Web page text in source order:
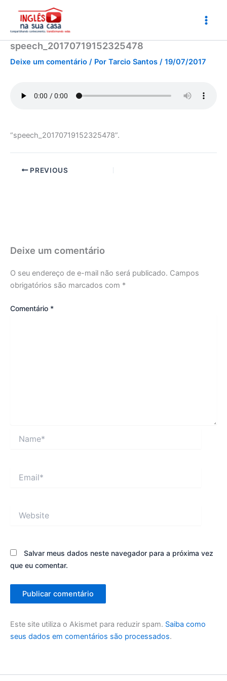
conteúdo
speech_20170719152325478
Deixe um comentário / Por Tarcio Santos / 19/07/2017
“speech_20170719152325478”.
PREVIOUS
Deixe um comentário
O seu endereço de e-mail não será publicado. Campos
obrigatórios são marcados com *
Comentário *
Salvar meus dados neste navegador para a próxima vez
que eu comentar.
Este site utiliza o Akismet para reduzir spam. Saiba como
seus dados em comentários são processados.